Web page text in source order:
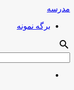
مدرسه
برگه نمونه
search